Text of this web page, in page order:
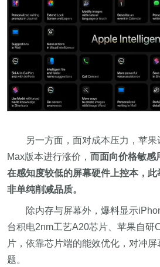
另一方面，面对成本压力，苹
Max版本进行涨价， 而面向价格敏感
在感知度较低的屏幕硬件上控本，
非单纯削减品质。
除内存与屏幕外，爆料显示
台积电2nm工艺A20芯片、苹果自研
片，依靠芯片端的能效优化，对冲
题。